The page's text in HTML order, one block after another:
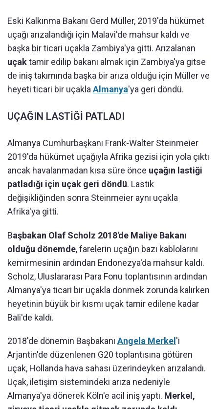
Eski Kalkınma Bakanı Gerd Müller, 2019'da hükümet
uçağı arızalandığı için Malavi'de mahsur kaldı ve
başka bir ticari uçakla Zambiya'ya gitti. Arızalanan
uçaktamir edilip bakanı almak için Zambiya'ya gitse
de iniş takımında başka bir arıza olduğu için Müller ve
heyeti ticari bir uçaklaAlmanya'ya geri döndü.
UÇAĞIN LASTİĞİ PATLADI
Almanya Cumhurbaşkanı Frank-Walter Steinmeier
2019'da hükümet uçağıyla Afrika gezisi için yola çıktı
ancak havalanmadan kısa süre önce uçağın lastiği
patladığı için uçak geri döndü. Lastik
değişikliğinden sonra Steinmeier aynı uçakla
Afrika'ya gitti.
Başbakan Olaf Scholz 2018'de Maliye Bakanı
olduğu dönemde, farelerin uçağın bazı kablolarını
kemirmesinin ardından Endonezya'da mahsur kaldı.
Scholz, Uluslararası Para Fonu toplantısının ardından
Almanya'ya ticari bir uçakla dönmek zorunda kalırken
heyetinin büyük bir kısmı uçak tamir edilene kadar
Bali'de kaldı.
2018'de dönemin Başbakanı Angela Merkel 'i
Arjantin'de düzenlenen G20 toplantısına götüren
uçak, Hollanda hava sahası üzerindeyken arızalandı.
Uçak, iletişim sistemindeki arıza nedeniyle
Almanya'ya dönerek Köln'e acil iniş yaptı. Merkel,